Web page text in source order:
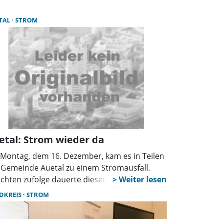
Ortsrat Klein Heidorn die Einrichtung
festen Stromanschlusses beantragt.
und Verwaltungsausschuss
dem Vorhaben nun zugestimmt.
STROM
Strom wieder da
dem 16. Dezember, kam es in Teilen
Auetal zu einem Stromausfall.
zufolge dauerte dieser zwischen 15
Minuten. Die genaue Ursache des
ist bislang noch nicht bekannt.
STROM